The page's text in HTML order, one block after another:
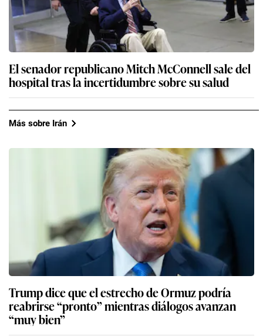
El senador republicano Mitch McConnell sale del
hospital tras la incertidumbre sobre su salud
Más sobre Irán
Trump dice que el estrecho de Ormuz podría
reabrirse “pronto” mientras diálogos avanzan
“muy bien”